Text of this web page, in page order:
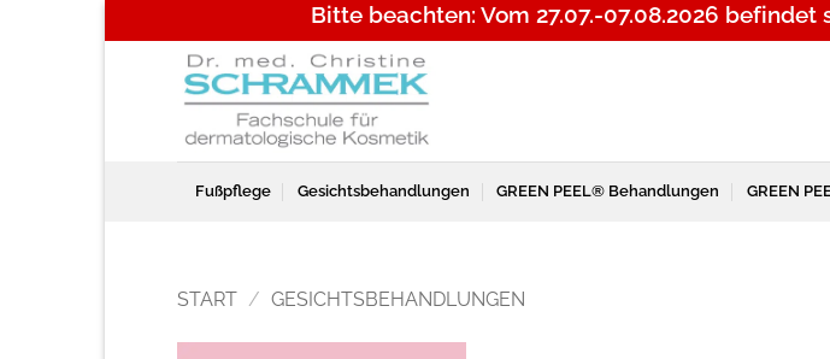
Inhalt
Bitte beachten: Vom 27.07.-07.08.2026 befindet
Fußpflege Gesichtsbehandlungen GREEN PEEL® Behandlungen GREEN
START / GESICHTSBEHANDLUNGEN